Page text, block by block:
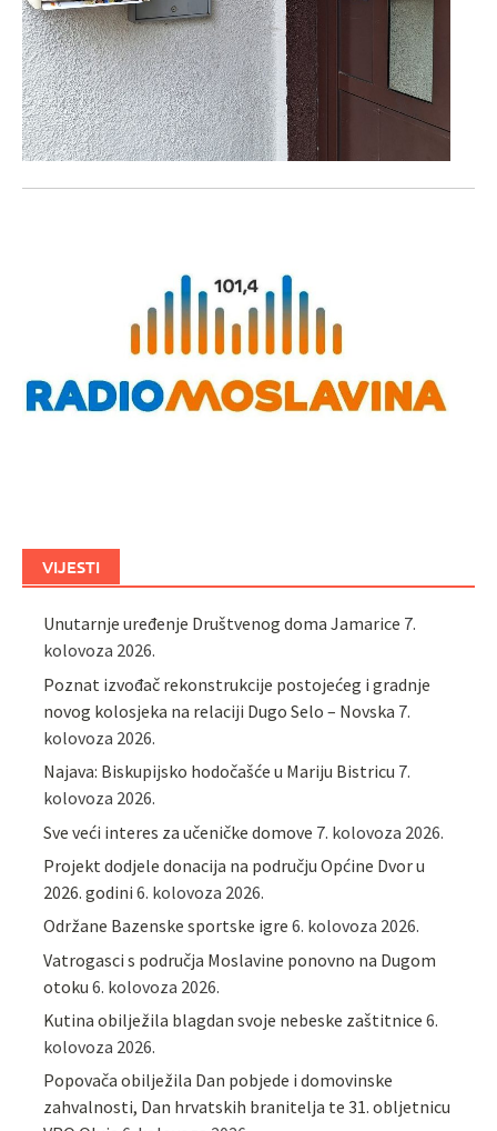
VIJESTI
Unutarnje uređenje Društvenog doma Jamarice 7.
kolovoza 2026.
Poznat izvođač rekonstrukcije postojećeg i gradnje
novog kolosjeka na relaciji Dugo Selo – Novska 7.
kolovoza 2026.
Najava: Biskupijsko hodočašće u Mariju Bistricu 7.
kolovoza 2026.
Sve veći interes za učeničke domove 7. kolovoza 2026.
Projekt dodjele donacija na području Općine Dvor u
2026. godini 6. kolovoza 2026.
Održane Bazenske sportske igre 6. kolovoza 2026.
Vatrogasci s područja Moslavine ponovno na Dugom
otoku 6. kolovoza 2026.
Kutina obilježila blagdan svoje nebeske zaštitnice 6.
kolovoza 2026.
Popovača obilježila Dan pobjede i domovinske
zahvalnosti, Dan hrvatskih branitelja te 31. obljetnicu